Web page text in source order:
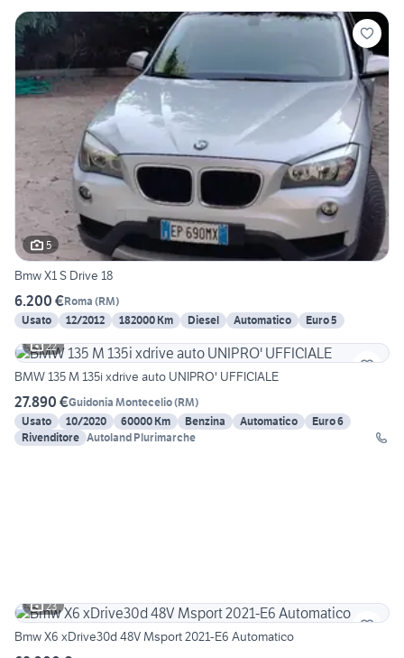
5
Bmw X1 S Drive 18
6.200 €Roma (RM)
Usato
12/2012 182000 Km Diesel Automatico
Euro 5
22
BMW 135 M 135i xdrive auto UNIPRO' UFFICIALE
27.890 €Guidonia Montecelio(RM)
Usato
10/2020 60000 Km Benzina Automatico
Euro 6
Rivenditore Autoland Plurimarche
23
Bmw X6 xDrive30d 48V Msport 2021-E6 Automatico